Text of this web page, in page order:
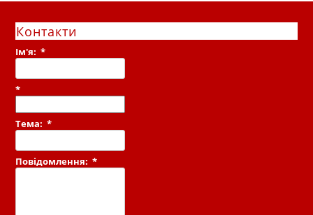
Контакти
Ім'я:*
*
Тема:*
Повідомлення:*